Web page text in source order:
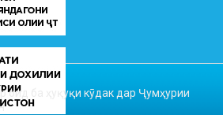
оид ба ҳуқуқи кӯдак дар Ҷумҳурии